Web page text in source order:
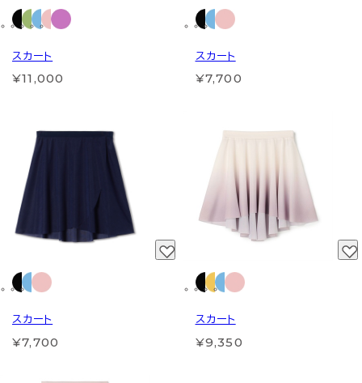
スカート
¥11,000
スカート
¥7,700
スカート
¥7,700
スカート
¥9,350